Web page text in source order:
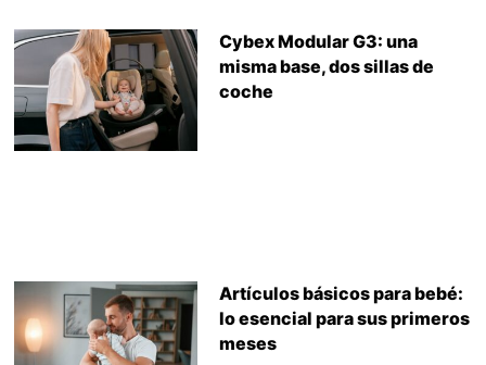
Cybex Modular G3: una
misma base, dos sillas de
coche
Artículos básicos para bebé:
lo esencial para sus primeros
meses